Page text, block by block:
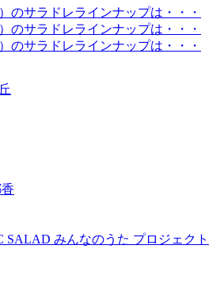
のサラドレラインナップは・・・
のサラドレラインナップは・・・
のサラドレラインナップは・・・
SALAD みんなのうた プロジェクト